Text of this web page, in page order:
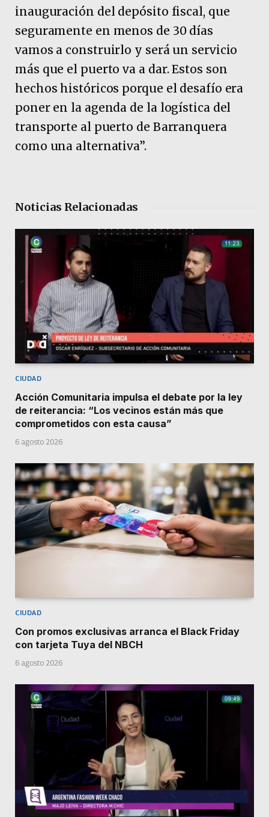
inauguración del depósito fiscal, que
seguramente en menos de 30 días
vamos a construirlo y será un servicio
más que el puerto va a dar. Estos son
hechos históricos porque el desafío era
poner en la agenda de la logística del
transporte al puerto de Barranquera
como una alternativa”.
Noticias Relacionadas
CIUDAD
Acción Comunitaria impulsa el debate por la ley
de reiterancia: “Los vecinos están más que
comprometidos con esta causa”
6 agosto 2026
CIUDAD
Con promos exclusivas arranca el Black Friday
con tarjeta Tuya del NBCH
6 agosto 2026